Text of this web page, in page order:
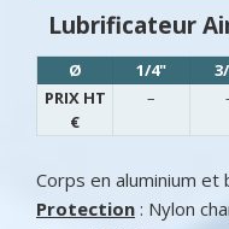
Lubrificateur
Ø 1/4"
PRIX HT
€
–
Corps en aluminium et
Protection : Nylon